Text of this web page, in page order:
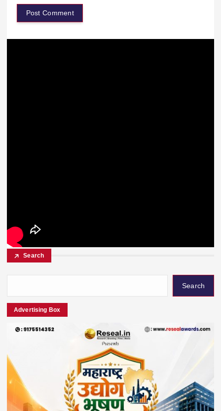
Search
Search
Advertising Box